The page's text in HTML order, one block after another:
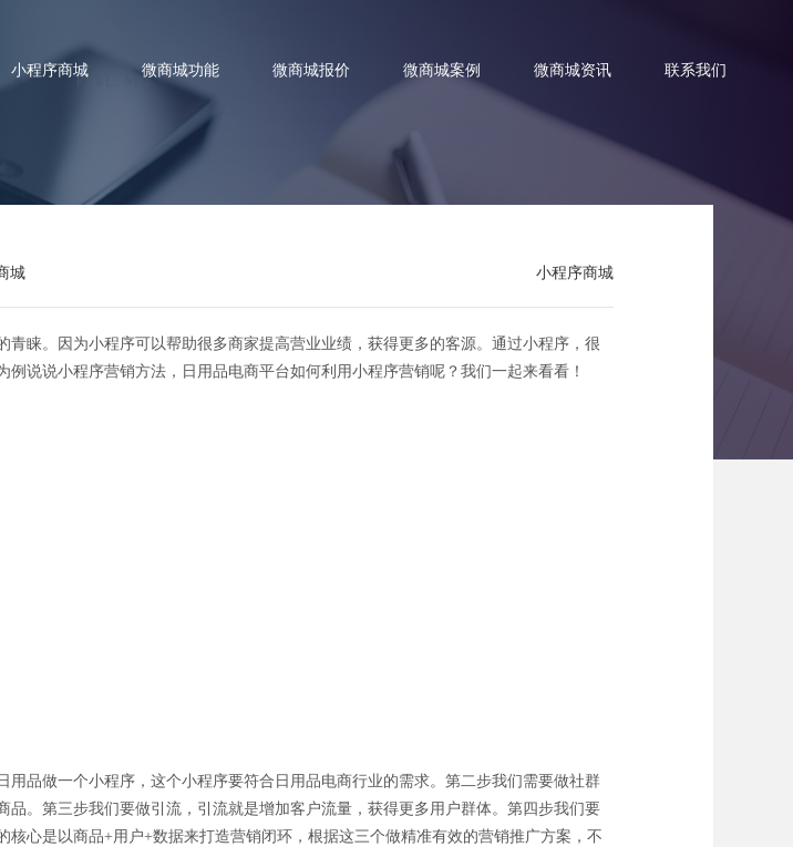
小程序商城 微商城功能 微商城报价 微商城案例 微商城资讯 联系我们
程序营销？小程序如何推广？ 小程序商城
城
睐。因为小程序可以帮助很多商家提高营业业绩，获得更多的客源。通过小程序，很
说说小程序营销方法，日用品电商平台如何利用小程序营销呢？我们一起来看看！
品做一个小程序，这个小程序要符合日用品电商行业的需求。第二步我们需要做社群
。第三步我们要做引流，引流就是增加客户流量，获得更多用户群体。第四步我们要
心是以商品+用户+数据来打造营销闭环，根据这三个做精准有效的营销推广方案，不